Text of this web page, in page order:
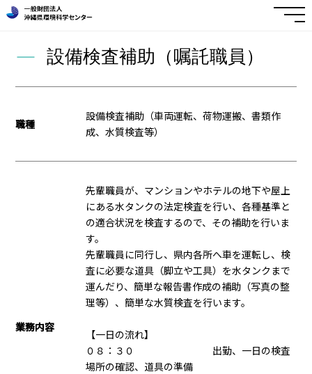
設備検査補助（嘱託職員）
職種
設備検査補助（車両運転、荷物運搬、書類作
成、水質検査等）
業務内容
先輩職員が、マンションやホテルの地下や屋上
にある水タンクの法定検査を行い、各種基準と
の適合状況を検査するので、その補助を行いま
す。
先輩職員に同行し、県内各所へ車を運転し、検
査に必要な道具（脚立や工具）を水タンクまで
運んだり、簡単な報告書作成の補助（写真の整
理等）、簡単な水質検査を行います。
【一日の流れ】
０８：３０ 出勤、一日の検査
場所の確認、道具の準備